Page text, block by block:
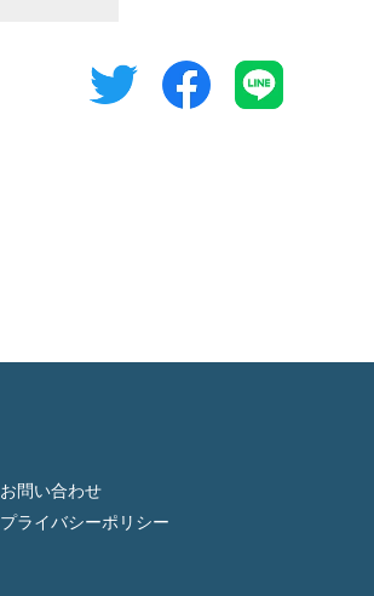
お問い合わせ
プライバシーポリシー